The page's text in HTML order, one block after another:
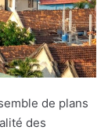
de plans
des